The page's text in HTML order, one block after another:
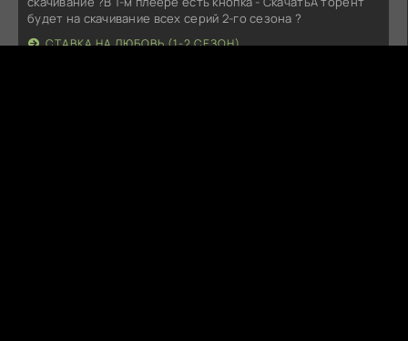
будет на скачивание всех серий 2-го сезона ?
СТАВКА НА ЛЮБОВЬ (1-2 СЕЗОН)